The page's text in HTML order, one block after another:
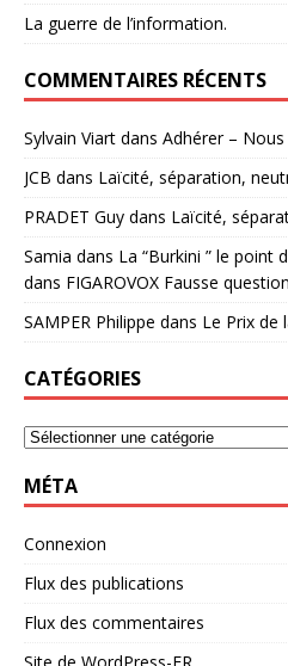
La guerre de l’information.
COMMENTAIRES RÉCENTS
Sylvain Viart dans Adhérer –
JCB dans Laïcité, séparation,
PRADET Guy dans Laïcité,
Samia dans La “Burkini ” le point
dans FIGAROVOX Fausse
SAMPER Philippe dans Le Prix de
CATÉGORIES
MÉTA
Connexion
Flux des publications
Flux des commentaires
Site de WordPress-FR